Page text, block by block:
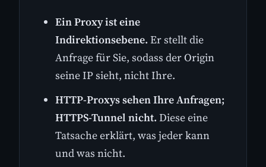
Ein Proxy ist eine
Indirektionsebene. Er stellt die
Anfrage für Sie, sodass der Origin
seine IP sieht, nicht Ihre.
HTTP-Proxys sehen Ihre Anfragen;
HTTPS-Tunnel nicht. Diese eine
Tatsache erklärt, was jeder kann
und was nicht.